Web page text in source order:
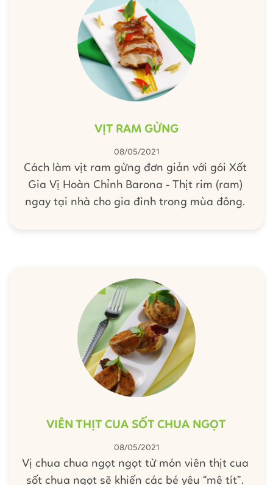
nhé.
VỊT RAM GỪNG
08/05/2021
Cách làm vịt ram gừng đơn giản với gói Xốt
Gia Vị Hoàn Chỉnh Barona - Thịt rim (ram)
ngay tại nhà cho gia đình trong mùa đông.
VIÊN THỊT CUA SỐT CHUA NGỌT
08/05/2021
Vị chua chua ngọt ngọt từ món viên thịt cua
sốt chua ngọt sẽ khiến các bé yêu “mê tít”.